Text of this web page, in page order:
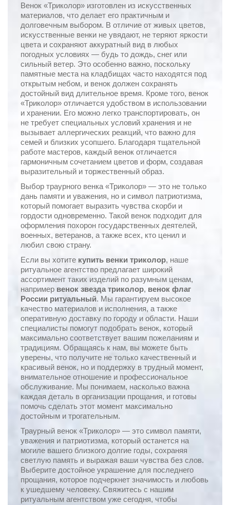
Венок «Триколор» изготовлен из искусственных
материалов, что делает его практичным и
долговечным выбором. В отличие от живых цветов,
искусственные венки не увядают, не теряют яркости
цвета и сохраняют аккуратный вид в любых
погодных условиях — будь то дождь, снег или
сильный ветер. Это особенно важно, поскольку
памятные места на кладбищах часто находятся под
открытым небом, и венок должен сохранять
достойный вид длительное время. Кроме того, венок
«Триколор» отличается удобством в использовании
и хранении. Его можно легко транспортировать, он
не требует специальных условий хранения и не
вызывает аллергических реакций, что важно для
семей и близких усопшего. Благодаря тщательной
работе мастеров, каждый венок отличается
гармоничным сочетанием цветов и форм, создавая
выразительный и торжественный образ.
Выбор траурного венка «Триколор» — это не только
дань памяти и уважения, но и символ патриотизма,
который помогает выразить чувства скорби и
гордости одновременно. Такой венок подходит для
оформления похорон государственных деятелей,
военных, ветеранов, а также всех, кто ценил и
любил свою страну.
Если вы хотите купить венки триколор, наше
ритуальное агентство предлагает широкий
ассортимент таких изделий по разумным ценам,
например венок звезда триколор, венок флаг
России ритуальный. Мы гарантируем высокое
качество материалов и исполнения, а также
оперативную доставку по городу и области. Наши
специалисты помогут подобрать венок, который
максимально соответствует вашим пожеланиям и
традициям. Обращаясь к нам, вы можете быть
уверены, что получите не только качественный и
красивый венок, но и поддержку в трудный момент,
внимательное отношение и профессиональное
обслуживание. Мы понимаем, насколько важна
каждая деталь в организации прощания, и готовы
помочь сделать этот момент максимально
достойным и трогательным.
Траурный венок «Триколор» — это символ памяти,
уважения и патриотизма, который останется на
могиле вашего близкого долгие годы, сохраняя
светлую память и выражая ваши чувства без слов.
Выберите достойное украшение для последнего
прощания, которое подчеркнет значимость и любовь
к ушедшему человеку. Свяжитесь с нашим
ритуальным агентством уже сегодня, чтобы